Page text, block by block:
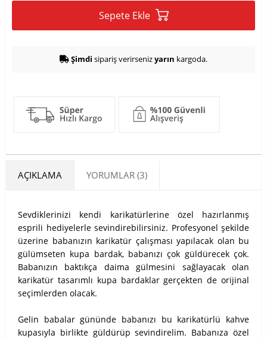
Sepete Ekle
Şimdi sipariş verirsenizyarın kargoda.
AÇIKLAMA YORUMLAR (3)
Sevdiklerinizi kendi karikatürlerine özel hazırlanmış
esprili hediyelerle sevindirebilirsiniz. Profesyonel şekilde
üzerine babanızın karikatür çalışması yapılacak olan bu
gülümseten kupa bardak, babanızı çok güldürecek çok.
Babanızın baktıkça daima gülmesini sağlayacak olan
karikatür tasarımlı kupa bardaklar gerçekten de orijinal
seçimlerden olacak.
Gelin babalar gününde babanızı bu karikatürlü kahve
kupasıyla birlikte güldürüp sevindirelim. Babanıza özel